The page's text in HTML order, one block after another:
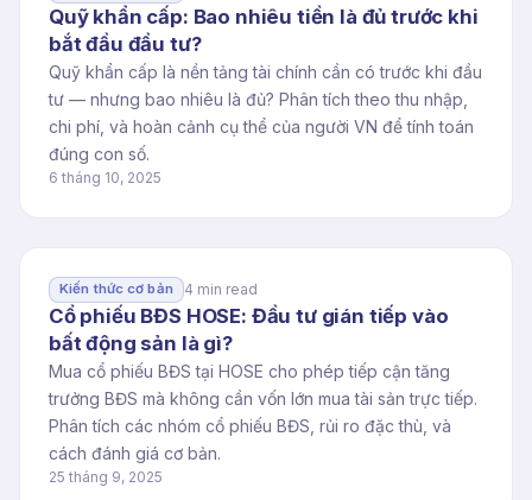
Quỹ khẩn cấp: Bao nhiêu tiền là đủ trước khi
bắt đầu đầu tư?
Quỹ khẩn cấp là nền tảng tài chính cần có trước khi đầu
tư — nhưng bao nhiêu là đủ? Phân tích theo thu nhập,
chi phí, và hoàn cảnh cụ thể của người VN để tính toán
đúng con số.
6 tháng 10, 2025
Kiến thức cơ bản 4 min read
Cổ phiếu BĐS HOSE: Đầu tư gián tiếp vào
bất động sản là gì?
Mua cổ phiếu BĐS tại HOSE cho phép tiếp cận tăng
trưởng BĐS mà không cần vốn lớn mua tài sản trực tiếp.
Phân tích các nhóm cổ phiếu BĐS, rủi ro đặc thù, và
cách đánh giá cơ bản.
25 tháng 9, 2025